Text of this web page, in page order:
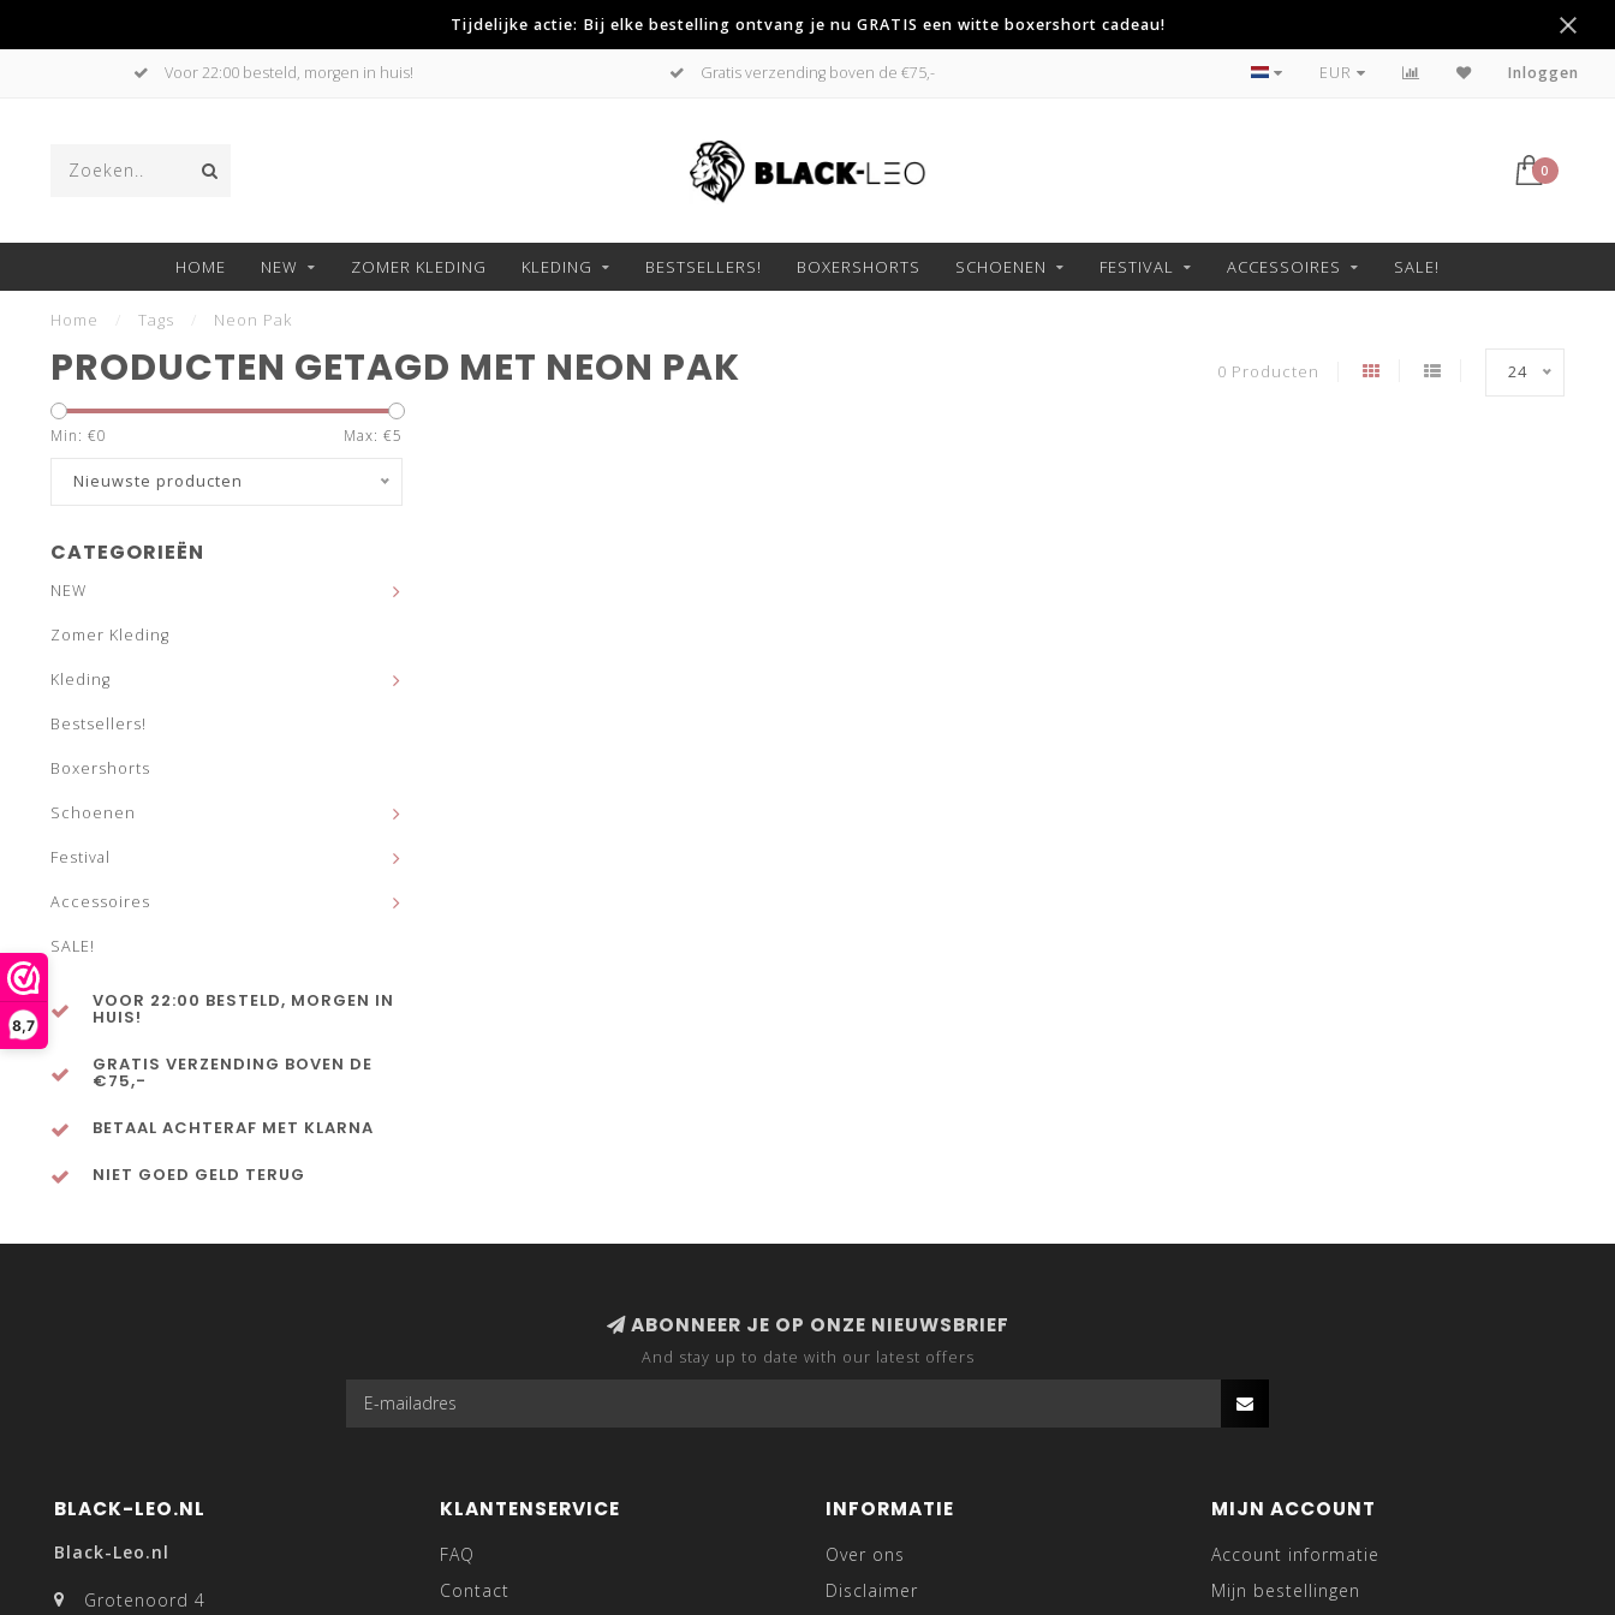
8,7
Tijdelijke actie: Bij elke bestelling ontvang je nu GRATIS een witte boxershort cadeau!
Voor 22:00 besteld, morgen in huis! Gratis verzending boven de €75,- Betaal achteraf met Klarna
EUR Inloggen
0
HOME NEW ZOMER KLEDING KLEDING BESTSELLERS! BOXERSHORTS SCHOENEN FESTIVAL ACCESSOIRES SALE!
Home Tags Neon Pak
PRODUCTEN GETAGD MET NEON PAK 0 Producten 24
Min: €0 Max: €5
Nieuwste producten
CATEGORIEËN
NEW
Zomer Kleding
Kleding
Bestsellers!
Boxershorts
Schoenen
Festival
Accessoires
SALE!
VOOR 22:00 BESTELD, MORGEN IN
HUIS!
GRATIS VERZENDING BOVEN DE
€75,-
BETAAL ACHTERAF MET KLARNA
NIET GOED GELD TERUG
ABONNEER JE OP ONZE NIEUWSBRIEF
And stay up to date with our latest offers
BLACK-LEO.NL
Black-Leo.nl
Grotenoord 4
KLANTENSERVICE
FAQ
Contact
INFORMATIE
Over ons
Disclaimer
MIJN ACCOUNT
Account informatie
Mijn bestellingen